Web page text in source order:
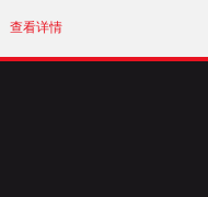
查看详情